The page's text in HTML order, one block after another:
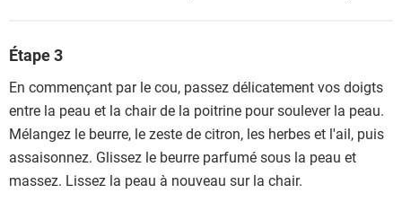
Étape 3
En commençant par le cou, passez délicatement vos doigts
entre la peau et la chair de la poitrine pour soulever la peau.
Mélangez le beurre, le zeste de citron, les herbes et l'ail, puis
assaisonnez. Glissez le beurre parfumé sous la peau et
massez. Lissez la peau à nouveau sur la chair.